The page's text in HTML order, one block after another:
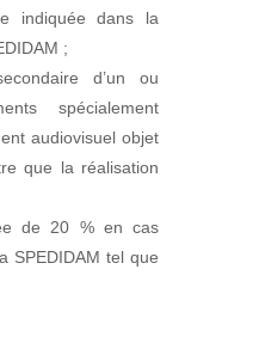
indiquée dans la
;
d’un ou
spécialement
audiovisuel objet
que la réalisation
de 20 % en cas
SPEDIDAM tel que